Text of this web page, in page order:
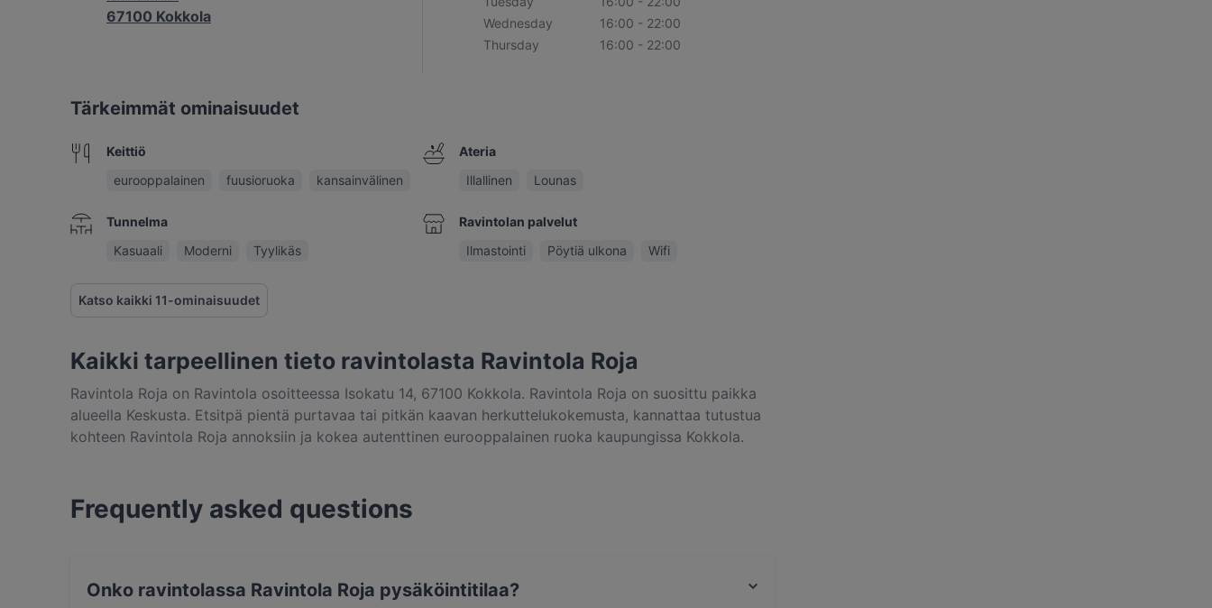
67100 Kokkola
Wednesday
16:00 - 22:00
Thursday
16:00 - 22:00
Tärkeimmät ominaisuudet
Keittiö
eurooppalainen
fuusioruoka kansainvälinen
Tunnelma
Kasuaali
Moderni Tyylikäs
Ateria
Illallinen
Lounas
Ravintolan palvelut
Ilmastointi
Pöytiä ulkona Wifi
Katso kaikki 11-ominaisuudet
Kaikki tarpeellinen tieto ravintolasta Ravintola Roja
Ravintola Roja on Ravintola osoitteessa Isokatu 14, 67100 Kokkola. Ravintola Roja on suosittu paikka
alueella Keskusta. Etsitpä pientä purtavaa tai pitkän kaavan herkuttelukokemusta, kannattaa tutustua
kohteen Ravintola Roja annoksiin ja kokea autenttinen eurooppalainen ruoka kaupungissa Kokkola.
Frequently asked questions
Onko ravintolassa Ravintola Roja pysäköintitilaa?